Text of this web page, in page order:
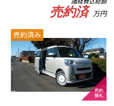
売約済 万円
売約済み